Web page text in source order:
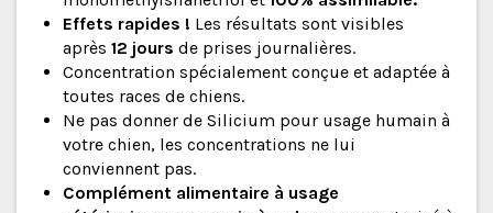
Effets rapides ! Les résultats sont visibles
après 12 jours de prises journalières.
Concentration spécialement conçue et adaptée à
toutes races de chiens.
Ne pas donner de Silicium pour usage humain à
votre chien, les concentrations ne lui
conviennent pas.
Complément alimentaire à usage